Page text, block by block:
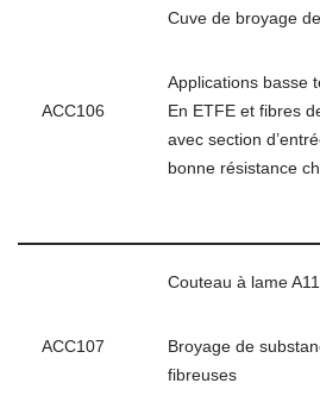
ACC106
Cuve de broyage
Applications basse
En ETFE et fibres
avec section
bonne résistance
ACC107
Couteau à lame
Broyage de
fibreuses